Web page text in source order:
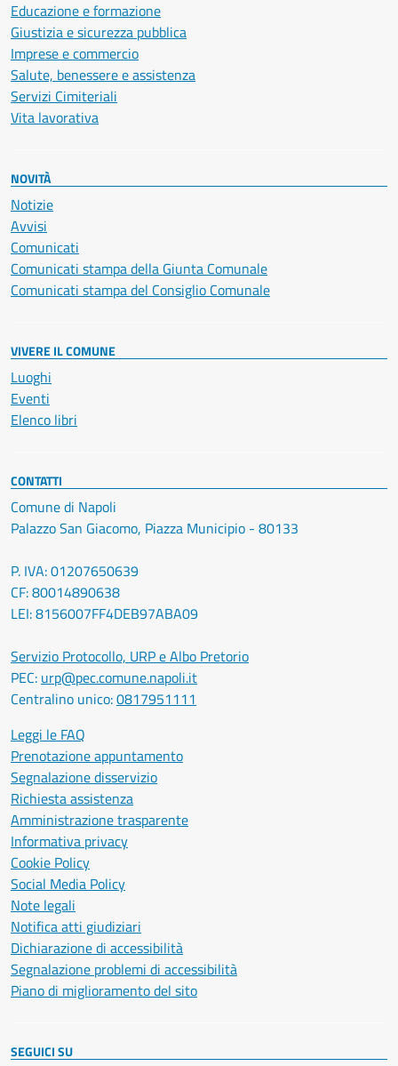
Educazione e formazione
Giustizia e sicurezza pubblica
Imprese e commercio
Salute, benessere e assistenza
Servizi Cimiteriali
Vita lavorativa
NOVITÀ
Notizie
Avvisi
Comunicati
Comunicati stampa della Giunta Comunale
Comunicati stampa del Consiglio Comunale
VIVERE IL COMUNE
Luoghi
Eventi
Elenco libri
CONTATTI
Comune di Napoli
Palazzo San Giacomo, Piazza Municipio - 80133
P. IVA: 01207650639
CF: 80014890638
LEI: 8156007FF4DEB97ABA09
Servizio Protocollo, URP e Albo Pretorio
PEC: urp@pec.comune.napoli.it
Centralino unico:0817951111
Leggi le FAQ
Prenotazione appuntamento
Segnalazione disservizio
Richiesta assistenza
Amministrazione trasparente
Informativa privacy
Cookie Policy
Social Media Policy
Note legali
Notifica atti giudiziari
Dichiarazione di accessibilità
Segnalazione problemi di accessibilità
Piano di miglioramento del sito
SEGUICI SU